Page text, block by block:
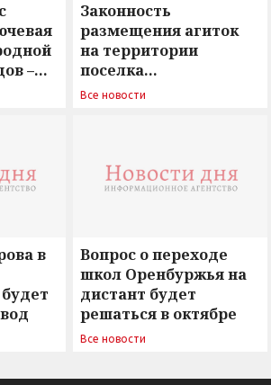
–
Законность
размещения агиток
на территории
поселка
Новосергиевка
Все новости
в
Вопрос о переходе
школ Оренбуржья на
дистант будет
решаться в октябре
Все новости